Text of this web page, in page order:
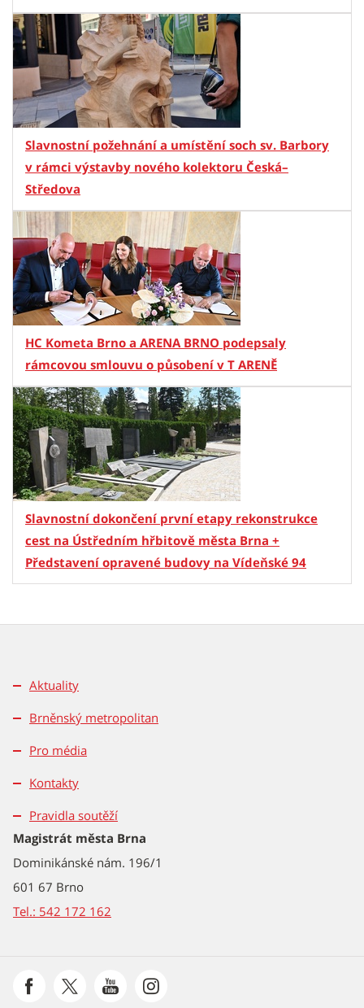
Slavnostní požehnání a umístění soch sv. Barbory
v rámci výstavby nového kolektoru Česká–
Středova
HC Kometa Brno a ARENA BRNO podepsaly
rámcovou smlouvu o působení v T ARENĚ
Slavnostní dokončení první etapy rekonstrukce
cest na Ústředním hřbitově města Brna +
Představení opravené budovy na Vídeňské 94
Aktuality
Brněnský metropolitan
Pro média
Kontakty
Pravidla soutěží
Magistrát města Brna
Dominikánské nám. 196/1
601 67 Brno
Tel.: 542 172 162